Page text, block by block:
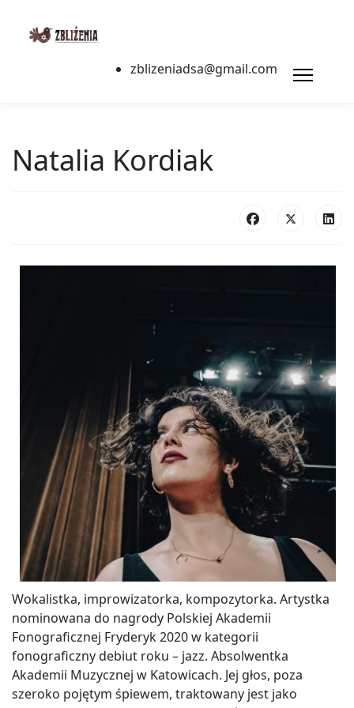
zblizeniadsa@gmail.com
Natalia Kordiak
Wokalistka, improwizatorka, kompozytorka. Artystka
nominowana do nagrody Polskiej Akademii
Fonograficznej Fryderyk 2020 w kategorii
fonograficzny debiut roku – jazz. Absolwentka
Akademii Muzycznej w Katowicach. Jej głos, poza
szeroko pojętym śpiewem, traktowany jest jako